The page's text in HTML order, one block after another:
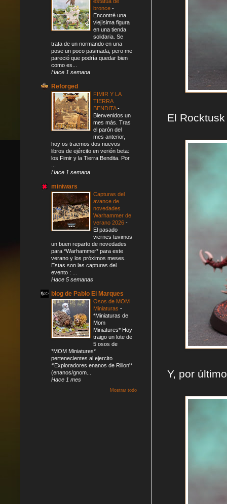
El
Y, por
bronce -
Encontré una
viejísima figura
en una tienda
solidaria. Se
trata de un normando en una
pose un poco pasmada, pero me
pareció que podría quedar bien
como es...
Hace 1 semana
Reforged
FIMIR Y LA
TIERRA
BENDITA-
Bienvenidos un
mes más. Tras
el parón del
mes anterior,
hoy os traemos dos nuevos
libros de ejército en verión beta:
los Fimir y la Tierra Bendita. Por
Hace 1 semana
miniwars
Capturas del
avance de
novedades
Warhammer de
verano 2026 -
El pasado
viernes tuvimos
un buen reparto de novedades
para *Warhammer* para este
verano y los próximos meses.
Estas son las capturas del
evento : ...
Hace 5 semanas
blog de Pablo El Marques
Osos de MOM
Miniaturas -
*Miniaturas de
Mom
Miniatures* Hoy
traigo un lote de
5 osos de
*MOM Miniatures*
pertenecientes al ejercito
*'Exploradores enanos de Rillon'*
(enanos/gnom...
Hace 1 mes
Mostrar todo